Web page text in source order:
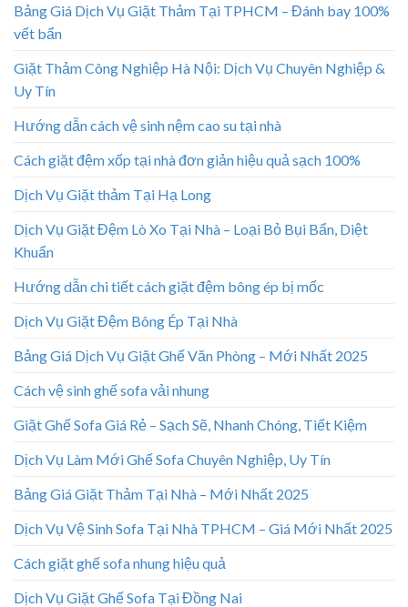
Bảng Giá Dịch Vụ Giặt Thảm Tại TPHCM – Đánh bay 100%
vết bẩn
Giặt Thảm Công Nghiệp Hà Nội: Dịch Vụ Chuyên Nghiệp &
Uy Tín
Hướng dẫn cách vệ sinh nệm cao su tại nhà
Cách giặt đệm xốp tại nhà đơn giản hiệu quả sạch 100%
Dịch Vụ Giặt thảm Tại Hạ Long
Dịch Vụ Giặt Đệm Lò Xo Tại Nhà – Loại Bỏ Bụi Bẩn, Diệt
Khuẩn
Hướng dẫn chi tiết cách giặt đệm bông ép bị mốc
Dịch Vụ Giặt Đệm Bông Ép Tại Nhà
Bảng Giá Dịch Vụ Giặt Ghế Văn Phòng – Mới Nhất 2025
Cách vệ sinh ghế sofa vải nhung
Giặt Ghế Sofa Giá Rẻ – Sạch Sẽ, Nhanh Chóng, Tiết Kiệm
Dịch Vụ Làm Mới Ghế Sofa Chuyên Nghiệp, Uy Tín
Bảng Giá Giặt Thảm Tại Nhà – Mới Nhất 2025
Dịch Vụ Vệ Sinh Sofa Tại Nhà TPHCM – Giá Mới Nhất 2025
Cách giặt ghế sofa nhung hiệu quả
Dịch Vụ Giặt Ghế Sofa Tại Đồng Nai